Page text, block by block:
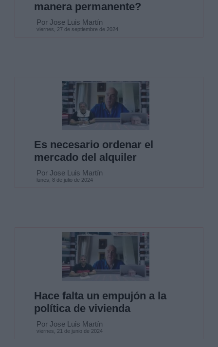
manera permanente?
Por Jose Luis Martín
viernes, 27 de septiembre de 2024
Es necesario ordenar el
mercado del alquiler
Por Jose Luis Martín
lunes, 8 de julio de 2024
Hace falta un empujón a la
política de vivienda
Por Jose Luis Martín
viernes, 21 de junio de 2024